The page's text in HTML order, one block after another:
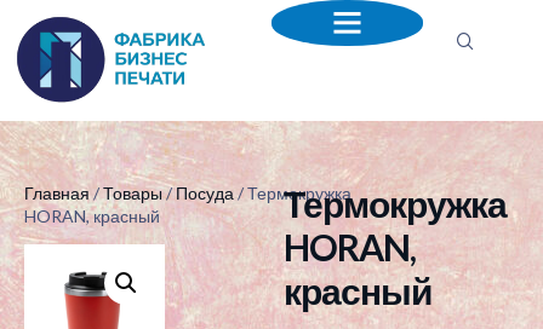
Главная/Товары/Посуда / Термокружка
HORAN, красный
Термокружка
HORAN,
красный